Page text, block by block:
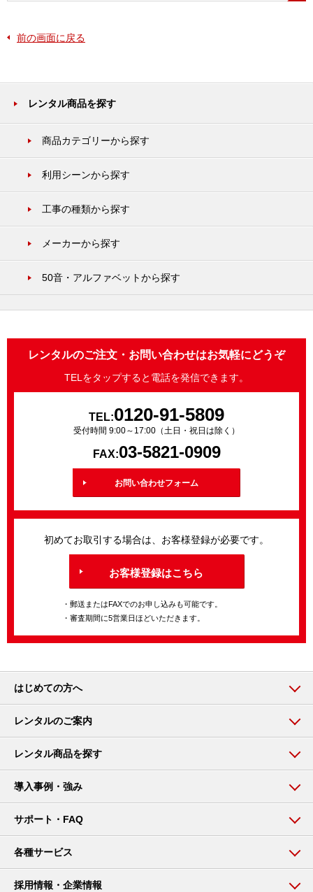
前の画面に戻る
レンタル商品を探す
商品カテゴリーから探す
利用シーンから探す
工事の種類から探す
メーカーから探す
50音・アルファベットから探す
レンタルのご注文・お問い合わせはお気軽にどうぞ
TELをタップすると電話を発信できます。
TEL:0120-91-5809
受付時間 9:00～17:00（土日・祝日は除く）
FAX:03-5821-0909
お問い合わせフォーム
初めてお取引する場合は、お客様登録が必要です。
お客様登録はこちら
・郵送またはFAXでのお申し込みも可能です。
・審査期間に5営業日ほどいただきます。
はじめての方へ
レンタルのご案内
レンタル商品を探す
導入事例・強み
サポート・FAQ
各種サービス
採用情報・企業情報